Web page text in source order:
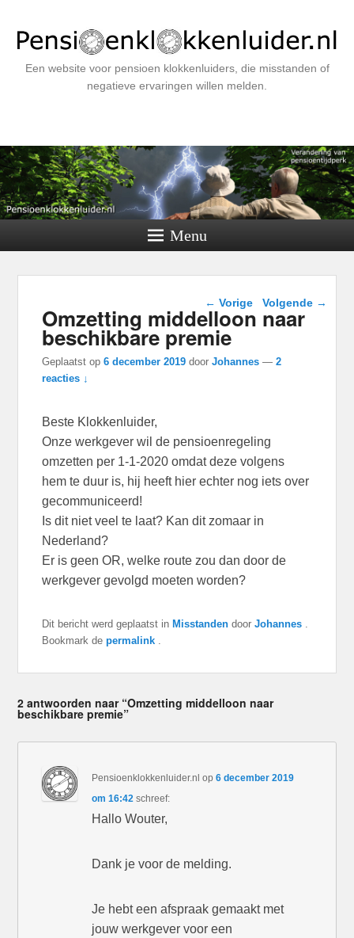
Een website voor pensioen klokkenluiders, die misstanden of
negatieve ervaringen willen melden.
Menu
Berichtnavigatie
← Vorige Volgende →
Omzetting middelloon naar
beschikbare premie
Geplaatst op6 december 2019 doorJohannes —2
reacties ↓
Beste Klokkenluider,
Onze werkgever wil de pensioenregeling
omzetten per 1-1-2020 omdat deze volgens
hem te duur is, hij heeft hier echter nog iets over
gecommuniceerd!
Is dit niet veel te laat? Kan dit zomaar in
Nederland?
Er is geen OR, welke route zou dan door de
werkgever gevolgd moeten worden?
Dit bericht werd geplaatst in Misstanden doorJohannes
Bookmark depermalink
2 antwoorden naar “Omzetting middelloon naar
beschikbare premie”
Pensioenklokkenluider.nl op6 december 2019
om 16:42 schreef:
Hallo Wouter,
Dank je voor de melding.
Je hebt een afspraak gemaakt met
jouw werkgever voor een